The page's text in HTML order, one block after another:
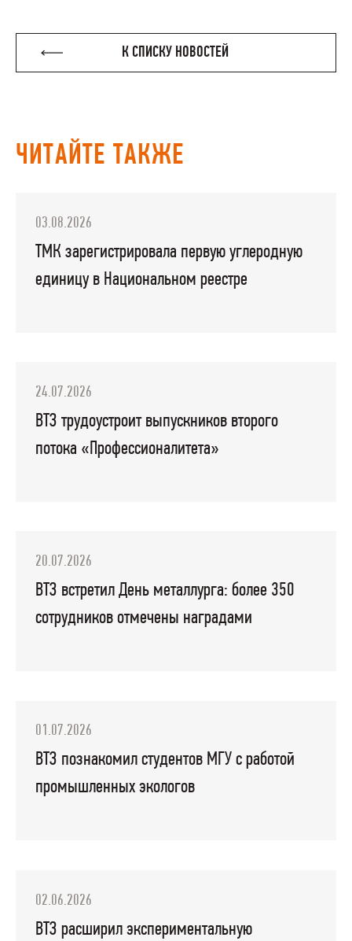
К СПИСКУ НОВОСТЕЙ
ЧИТАЙТЕ ТАКЖЕ
03.08.2026
ТМК зарегистрировала первую углеродную
единицу в Национальном реестре
24.07.2026
ВТЗ трудоустроит выпускников второго
потока «Профессионалитета»
20.07.2026
ВТЗ встретил День металлурга: более 350
сотрудников отмечены наградами
01.07.2026
ВТЗ познакомил студентов МГУ с работой
промышленных экологов
02.06.2026
ВТЗ расширил экспериментальную